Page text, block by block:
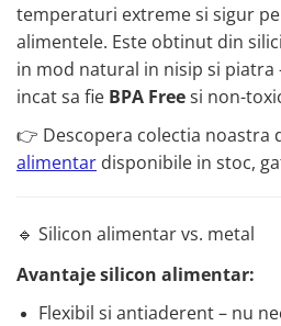
temperaturi extreme si sigur
alimentele. Este obtinut din
in mod natural in nisip si piatra
incat sa fie BPA Freesi non-
👉 Descopera colectia noastra
alimentar disponibile in stoc,
🔹 Silicon alimentar vs. metal
Avantaje silicon alimentar:
Flexibil si antiaderent – nu